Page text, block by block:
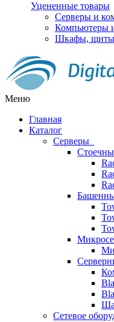
Уцененные товары
Серверы и
Компьютеры
Шкафы, щиты
Меню
Главная
Каталог
Серверы
Сетевое